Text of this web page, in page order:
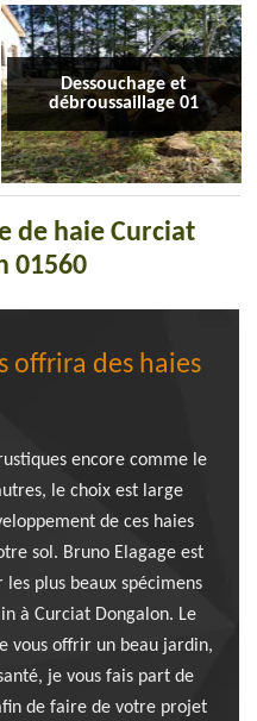
Dessouchage et
débroussaillage 01
de haie Curciat
01560
offrira des haies
encore comme le
le choix est large
de ces haies
sol. Bruno Elagage est
plus beaux spécimens
à Curciat Dongalon. Le
vous offrir un beau jardin,
je vous fais part de
de faire de votre projet